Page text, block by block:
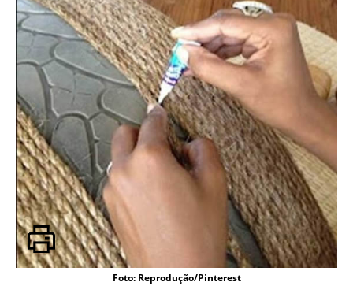
Foto: Reprodução/Pinterest